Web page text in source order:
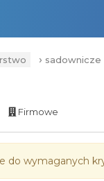
› sadownicze
Firmowe
do wymaganych